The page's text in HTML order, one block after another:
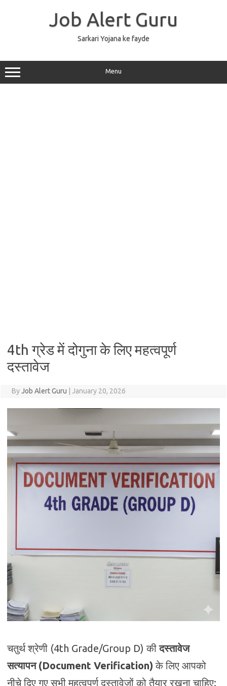
Job Alert Guru
Sarkari Yojana ke fayde
Menu
4th ग्रेड में दोगुना के लिए महत्वपूर्ण
दस्तावेज
ByJob Alert Guru January 20, 2026
चतुर्थ श्रेणी (4th Grade/Group D) कीदस्तावेज
सत्यापन (Document Verification) के लिए आपको
नीचे दिए गए सभी महत्वपूर्ण दस्तावेजों को तैयार रखना चाहिए: